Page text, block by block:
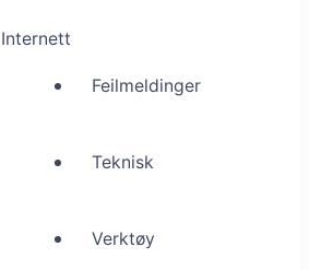
Internett
Feilmeldinger
Teknisk
Verktøy